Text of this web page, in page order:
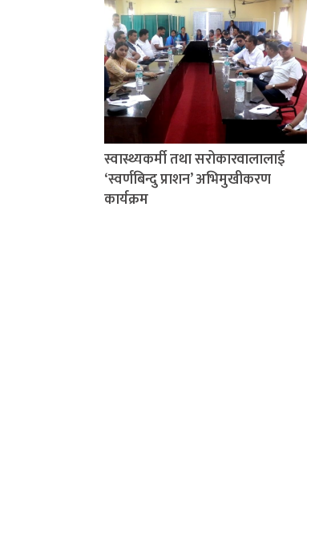
स्वास्थ्यकर्मी तथा सरोकारवालालाई
‘स्वर्णबिन्दु प्राशन’ अभिमुखीकरण
कार्यक्रम